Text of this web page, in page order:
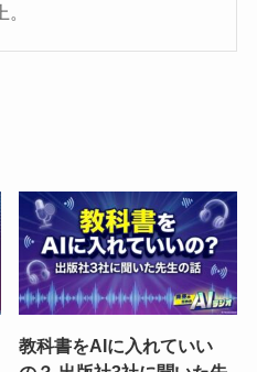
上。
教科書をAIに入れていい